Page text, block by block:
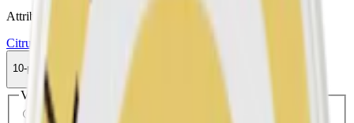
Attribut
Citrus
SlimSnus TraditionellVit Portion
10-pack
Välj antal dosor
1-pack
48,90 kr 48,90 kr 439,50 kr